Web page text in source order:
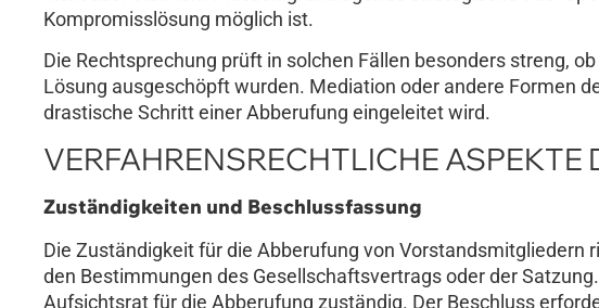
Kompromisslösung möglich ist.
Die Rechtsprechung prüft in solchen Fällen besonders streng,
Lösung ausgeschöpft wurden. Mediation oder andere Formen
drastische Schritt einer Abberufung eingeleitet wird.
VERFAHRENSRECHTLICHE ASPEKTE
Zuständigkeiten und Beschlussfassung
Die Zuständigkeit für die Abberufung von
den Bestimmungen des Gesellschaftsvertrags oder der
Aufsichtsrat für die Abberufung zuständig. Der Beschluss